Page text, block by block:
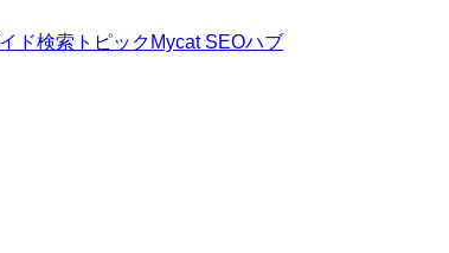
ド検索トピック Mycat SEOハブ